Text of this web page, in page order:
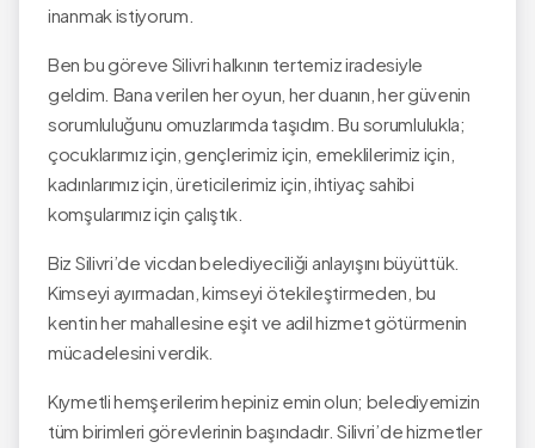
inanmak istiyorum.
Ben bu göreve Silivri halkının tertemiz iradesiyle
geldim. Bana verilen her oyun, her duanın, her güvenin
sorumluluğunu omuzlarımda taşıdım. Bu sorumlulukla;
çocuklarımız için, gençlerimiz için, emeklilerimiz için,
kadınlarımız için, üreticilerimiz için, ihtiyaç sahibi
komşularımız için çalıştık.
Biz Silivri’de vicdan belediyeciliği anlayışını büyüttük.
Kimseyi ayırmadan, kimseyi ötekileştirmeden, bu
kentin her mahallesine eşit ve adil hizmet götürmenin
mücadelesini verdik.
Kıymetli hemşerilerim hepiniz emin olun; belediyemizin
tüm birimleri görevlerinin başındadır. Silivri’de hizmetler